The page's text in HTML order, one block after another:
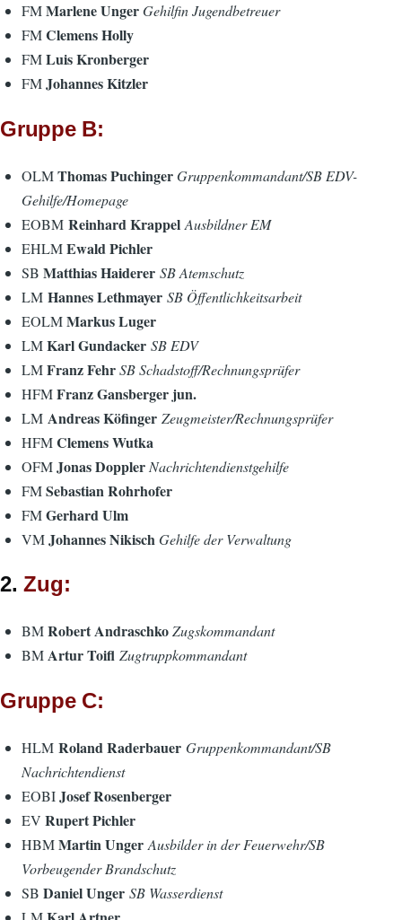
FMMarlene UngerGehilfin Jugendbetreuer
FMClemens Holly
FMLuis Kronberger
FMJohannes Kitzler
Gruppe B:
OLMThomas PuchingerGruppenkommandant/SB EDV-
Gehilfe/Homepage
EOBM Reinhard Krappel Ausbildner EM
EHLMEwald Pichler
SB Matthias Haiderer SB Atemschutz
LM Hannes Lethmayer SB Öffentlichkeitsarbeit
EOLMMarkus Luger
LMKarl Gundacker SB EDV
LMFranz FehrSB Schadstoff/Rechnungsprüfer
HFMFranz Gansberger jun.
LM Andreas Köfinger Zeugmeister/Rechnungsprüfer
HFMClemens Wutka​
OFMJonas Doppler Nachrichtendienstgehilfe
FMSebastian Rohrhofer
FMGerhard Ulm
VMJohannes Nikisch Gehilfe der Verwaltung
2.Zug:
BMRobert AndraschkoZugskommandant
BMArtur Toifl Zugtruppkommandant
Gruppe C:
HLM Roland Raderbauer Gruppenkommandant/SB
Nachrichtendienst
EOBIJosef Rosenberger
EV Rupert Pichler
HBMMartin Unger Ausbilder in der Feuerwehr/SB
Vorbeugender Brandschutz
SB Daniel Unger SB Wasserdienst